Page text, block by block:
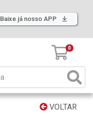
Baixe já nosso APP
0
VOLTAR